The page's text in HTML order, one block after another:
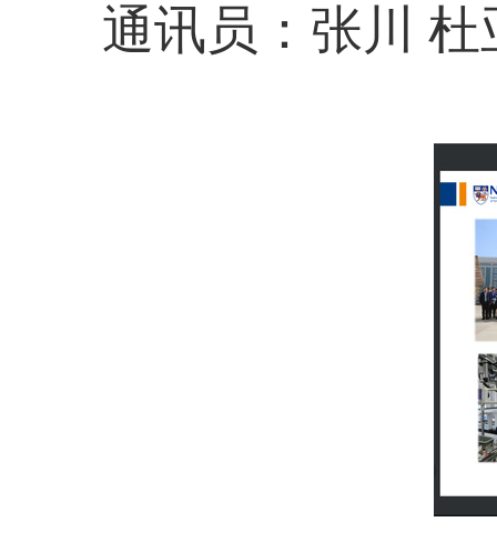
通讯员：张川 杜